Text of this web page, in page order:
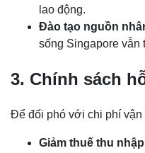
lao động.
Đào tạo nguồn
sống Singapore vẫn
3. Chính sách
Để đối phó với chi phí vận
Giảm thuế thu